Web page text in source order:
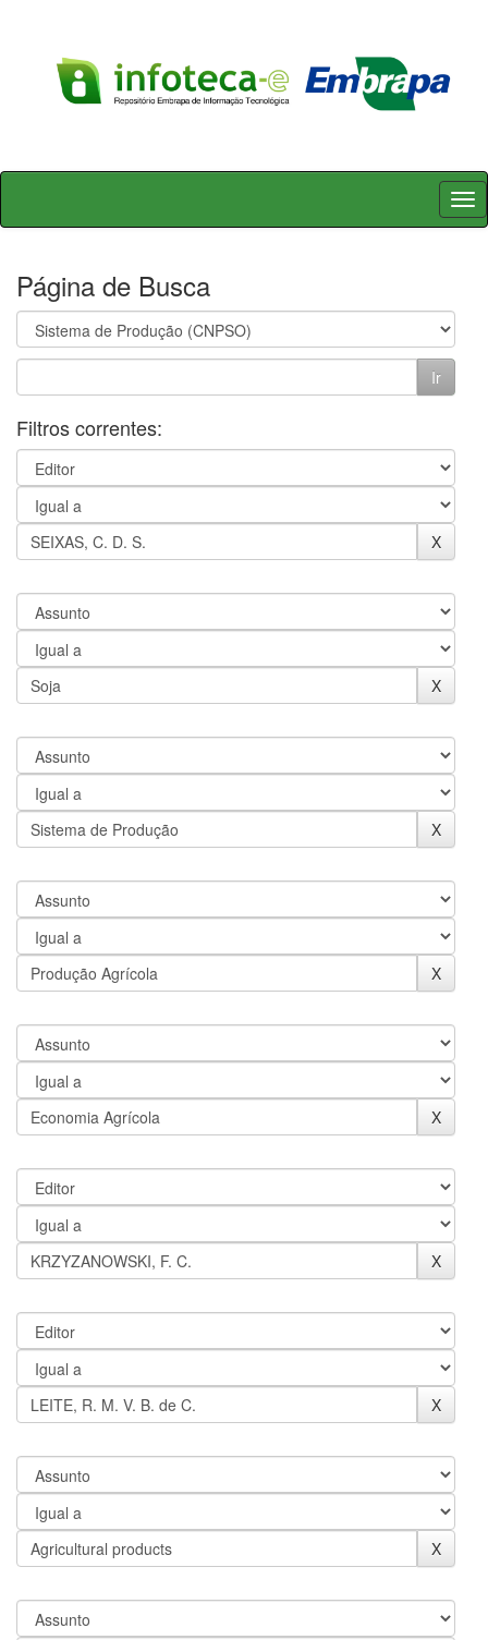
Skip
Página de Busca
Filtros correntes: